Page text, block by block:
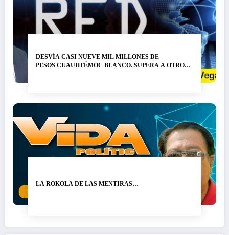
DESVÍA CASI NUEVE MIL MILLONES DE
PESOS CUAUHTÉMOC BLANCO. SUPERA A OTRO
LA ROKOLA DE LAS MENTIRAS…